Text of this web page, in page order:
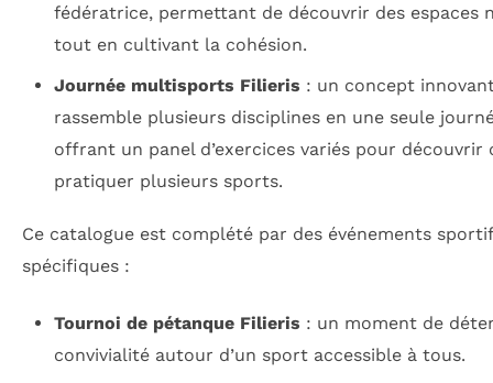
fédératrice, permettant de découvrir des espaces
tout en cultivant la cohésion.
Journée multisports Filieris : un concept
rassemble plusieurs disciplines en une seule
offrant un panel d’exercices variés pour découvrir
pratiquer plusieurs sports.
Ce catalogue est complété par des événements
spécifiques :
Tournoi de pétanque Filieris : un moment de
convivialité autour d’un sport accessible à tous.